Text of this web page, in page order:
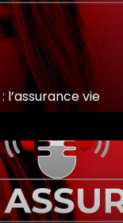
l’assurance vie